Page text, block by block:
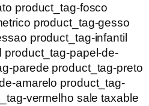
product_tag-fosco
product_tag-gesso
product_tag-infantil
product_tag-papel-de-
parede product_tag-preto
amarelo product_tag-
vermelho sale taxable